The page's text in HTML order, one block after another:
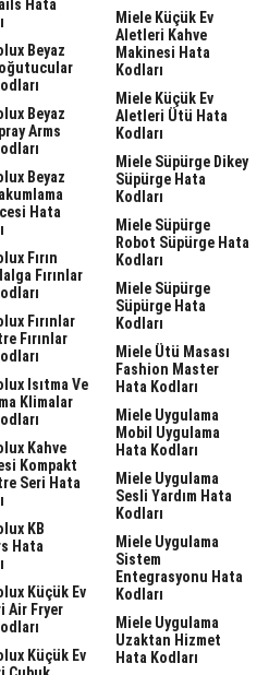
Hata
Beyaz
Beyaz
Arms
Beyaz
Hata
Fırın
Fırınlar
Fırınlar
Fırınlar
Isıtma Ve
Klimalar
Kahve
Kompakt
Seri Hata
KB
Hata
Küçük Ev
Air Fryer
Küçük Ev
Miele Küçük Ev
Aletleri Kahve
Makinesi Hata
Kodları
Miele Küçük Ev
Aletleri Ütü Hata
Kodları
Miele Süpürge Dikey
Süpürge Hata
Kodları
Miele Süpürge
Robot Süpürge Hata
Kodları
Miele Süpürge
Süpürge Hata
Kodları
Miele Ütü Masası
Fashion Master
Hata Kodları
Miele Uygulama
Mobil Uygulama
Hata Kodları
Miele Uygulama
Sesli Yardım Hata
Kodları
Miele Uygulama
Sistem
Entegrasyonu Hata
Kodları
Miele Uygulama
Uzaktan Hizmet
Hata Kodları